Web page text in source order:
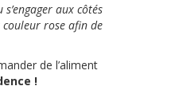
aux côtés
rose afin de
de l’aliment
!